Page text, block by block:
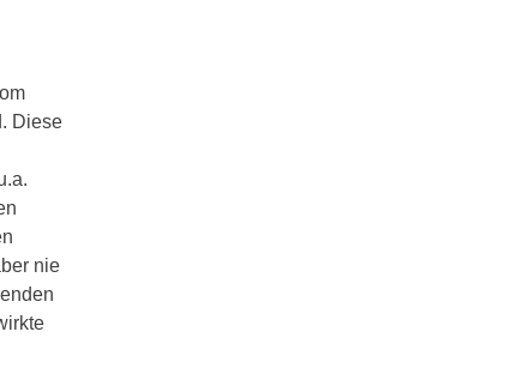
Diese
nie